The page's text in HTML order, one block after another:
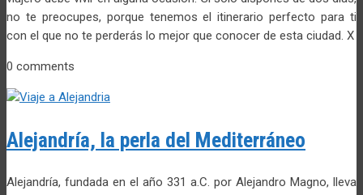
no te preocupes, porque tenemos el itinerario perfecto para ti
con el que no te perderás lo mejor que conocer de esta ciudad. X
0 comments
Alejandría, la perla del Mediterráneo
Alejandría, fundada en el año 331 a.C. por Alejandro Magno, lleva